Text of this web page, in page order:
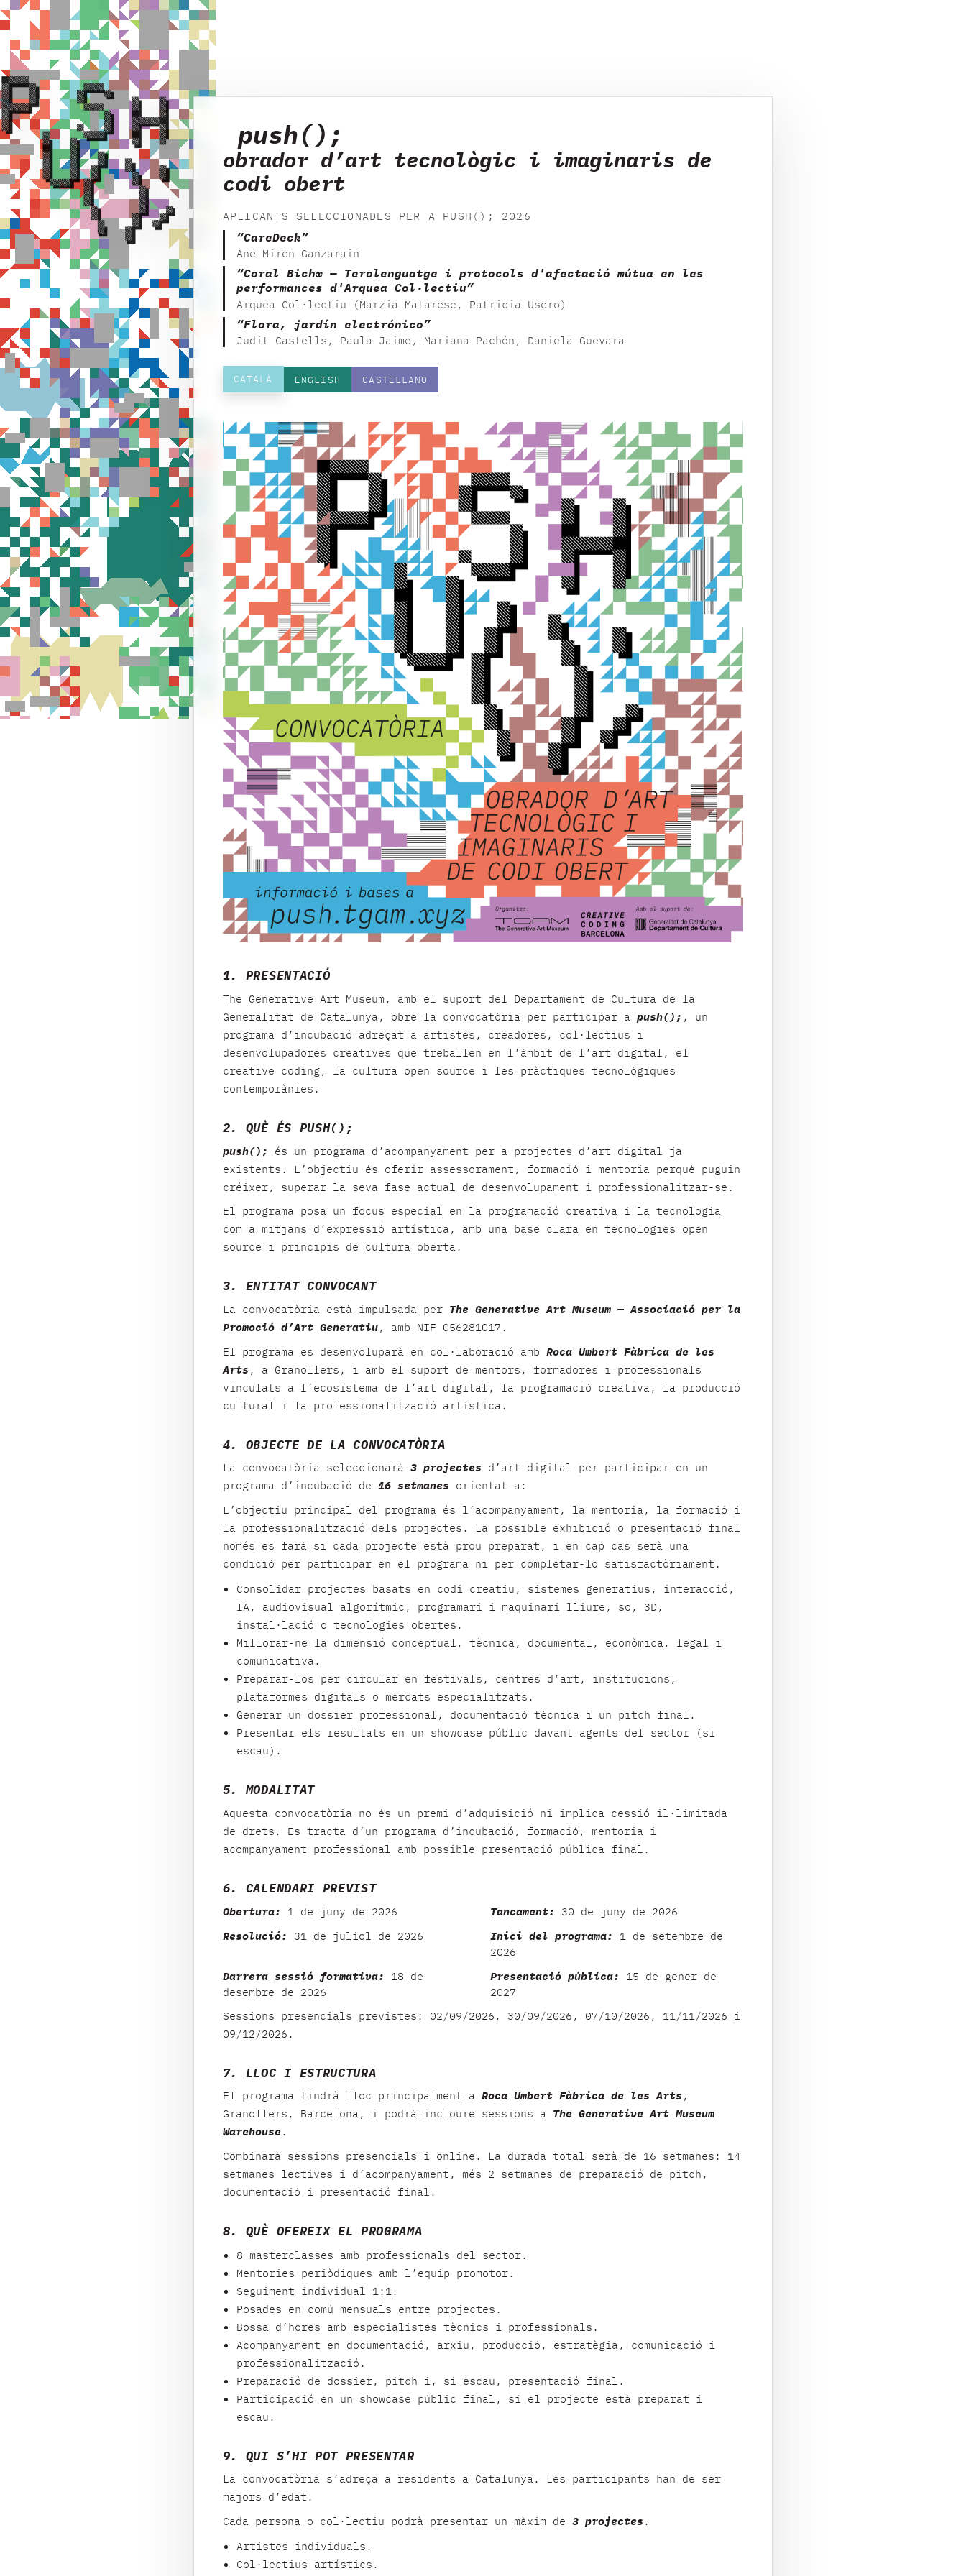
push();
obrador d’art tecnològic i imaginaris de
codi obert
APLICANTS SELECCIONADES PER A PUSH(); 2026
“CareDeck”
Ane Miren Ganzarain
“Coral Bichx — Terolenguatge i protocols d'afectació mútua en les
performances d'Arquea Col·lectiu”
Arquea Col·lectiu (Marzia Matarese, Patricia Usero)
“Flora, jardín electrónico”
Judit Castells, Paula Jaime, Mariana Pachón, Daniela Guevara
CATALÀ ENGLISH CASTELLANO
1. PRESENTACIÓ
The Generative Art Museum, amb el suport del Departament de Cultura de la
Generalitat de Catalunya, obre la convocatòria per participar a push(); , un
programa d’incubació adreçat a artistes, creadores, col·lectius i
desenvolupadores creatives que treballen en l’àmbit de l’art digital, el
creative coding, la cultura open source i les pràctiques tecnològiques
contemporànies.
2. QUÈ ÉS PUSH();
push(); és un programa d’acompanyament per a projectes d’art digital ja
existents. L’objectiu és oferir assessorament, formació i mentoria perquè puguin
créixer, superar la seva fase actual de desenvolupament i professionalitzar-se.
El programa posa un focus especial en la programació creativa i la tecnologia
com a mitjans d’expressió artística, amb una base clara en tecnologies open
source i principis de cultura oberta.
3. ENTITAT CONVOCANT
La convocatòria està impulsada per The Generative Art Museum — Associació per la
Promoció d’Art Generatiu, amb NIF G56281017.
El programa es desenvoluparà en col·laboració amb Roca Umbert Fàbrica de les
Arts , a Granollers, i amb el suport de mentors, formadores i professionals
vinculats a l’ecosistema de l’art digital, la programació creativa, la producció
cultural i la professionalització artística.
4. OBJECTE DE LA CONVOCATÒRIA
La convocatòria seleccionarà 3 projectes d’art digital per participar en un
programa d’incubació de 16 setmanes orientat a:
L’objectiu principal del programa és l’acompanyament, la mentoria, la formació i
la professionalització dels projectes. La possible exhibició o presentació final
només es farà si cada projecte està prou preparat, i en cap cas serà una
condició per participar en el programa ni per completar-lo satisfactòriament.
Consolidar projectes basats en codi creatiu, sistemes generatius, interacció,
IA, audiovisual algorítmic, programari i maquinari lliure, so, 3D,
instal·lació o tecnologies obertes.
Millorar-ne la dimensió conceptual, tècnica, documental, econòmica, legal i
comunicativa.
Preparar-los per circular en festivals, centres d’art, institucions,
plataformes digitals o mercats especialitzats.
Generar un dossier professional, documentació tècnica i un pitch final.
Presentar els resultats en un showcase públic davant agents del sector (si
escau).
5. MODALITAT
Aquesta convocatòria no és un premi d’adquisició ni implica cessió il·limitada
de drets. Es tracta d’un programa d’incubació, formació, mentoria i
acompanyament professional amb possible presentació pública final.
6. CALENDARI PREVIST
Obertura: 1 de juny de 2026 Tancament:
30 de juny de 2026
Resolució: 31 de juliol de 2026 Inici del programa:
1 de setembre de
2026
Darrera sessió formativa: 18 de
desembre de 2026
Presentació pública:
15 de gener de
2027
Sessions presencials previstes: 02/09/2026, 30/09/2026, 07/10/2026, 11/11/2026 i
09/12/2026.
7. LLOC I ESTRUCTURA
El programa tindrà lloc principalment a Roca Umbert Fàbrica de les Arts ,
Granollers, Barcelona, i podrà incloure sessions a The Generative Art Museum
Warehouse.
Combinarà sessions presencials i online. La durada total serà de 16 setmanes: 14
setmanes lectives i d’acompanyament, més 2 setmanes de preparació de pitch,
documentació i presentació final.
8. QUÈ OFEREIX EL PROGRAMA
8 masterclasses amb professionals del sector.
Mentories periòdiques amb l’equip promotor.
Seguiment individual 1:1.
Posades en comú mensuals entre projectes.
Bossa d’hores amb especialistes tècnics i professionals.
Acompanyament en documentació, arxiu, producció, estratègia, comunicació i
professionalització.
Preparació de dossier, pitch i, si escau, presentació final.
Participació en un showcase públic final, si el projecte està preparat i
escau.
9. QUI S’HI POT PRESENTAR
La convocatòria s’adreça a residents a Catalunya. Les participants han de ser
majors d’edat.
Cada persona o col·lectiu podrà presentar un màxim de 3 projectes .
Artistes individuals.
Col·lectius artístics.